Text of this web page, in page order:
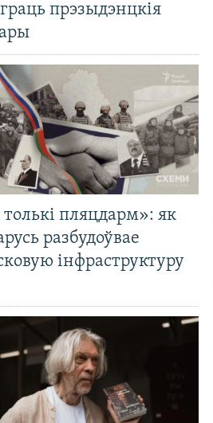
прэзыдэнцкія
пляцдарм»: як
разбудоўвае
інфраструктуру